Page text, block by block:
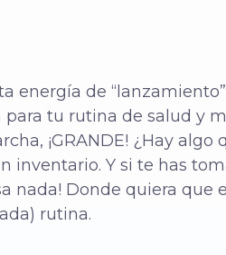
energía de
tu rutina de salud y
¡GRANDE! ¿Hay
inventario. Y si te has
nada! Donde quiera que
rutina.